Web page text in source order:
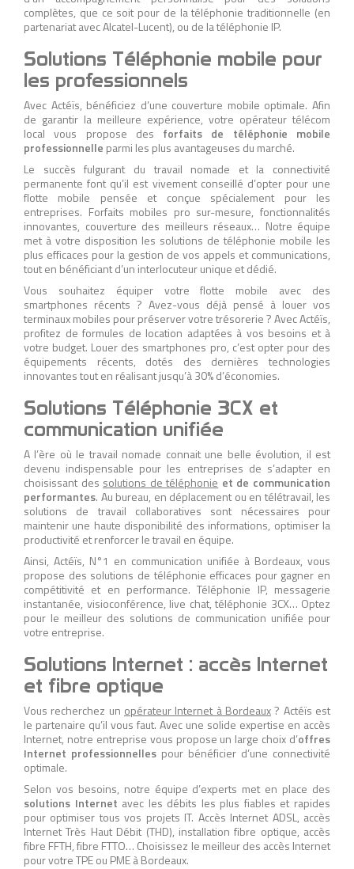
complètes, que ce soit pour de la téléphonie traditionnelle (en
partenariat avec Alcatel-Lucent), ou de la téléphonie IP.
Solutions Téléphonie mobile pour
les professionnels
Avec Actéïs, bénéficiez d’une couverture mobile optimale. Afin
de garantir la meilleure expérience, votre opérateur télécom
local vous propose des forfaits de téléphonie mobile
professionnelle parmi les plus avantageuses du marché.
Le succès fulgurant du travail nomade et la connectivité
permanente font qu’il est vivement conseillé d’opter pour une
flotte mobile pensée et conçue spécialement pour les
entreprises. Forfaits mobiles pro sur-mesure, fonctionnalités
innovantes, couverture des meilleurs réseaux… Notre équipe
met à votre disposition les solutions de téléphonie mobile les
plus efficaces pour la gestion de vos appels et communications,
tout en bénéficiant d’un interlocuteur unique et dédié.
Vous souhaitez équiper votre flotte mobile avec des
smartphones récents ? Avez-vous déjà pensé à louer vos
terminaux mobiles pour préserver votre trésorerie ? Avec Actéïs,
profitez de formules de location adaptées à vos besoins et à
votre budget. Louer des smartphones pro, c’est opter pour des
équipements récents, dotés des dernières technologies
innovantes tout en réalisant jusqu’à 30% d’économies.
Solutions Téléphonie 3CX et
communication unifiée
A l’ère où le travail nomade connait une belle évolution, il est
devenu indispensable pour les entreprises de s’adapter en
choisissant des solutions de téléphonie et de communication
performantes. Au bureau, en déplacement ou en télétravail, les
solutions de travail collaboratives sont nécessaires pour
maintenir une haute disponibilité des informations, optimiser la
productivité et renforcer le travail en équipe.
Ainsi, Actéïs, N°1 en communication unifiée à Bordeaux, vous
propose des solutions de téléphonie efficaces pour gagner en
compétitivité et en performance. Téléphonie IP, messagerie
instantanée, visioconférence, live chat, téléphonie 3CX… Optez
pour le meilleur des solutions de communication unifiée pour
votre entreprise.
Solutions Internet : accès Internet
et fibre optique
Vous recherchez un opérateur Internet à Bordeaux? Actéïs est
le partenaire qu’il vous faut. Avec une solide expertise en accès
Internet, notre entreprise vous propose un large choix d’offres
Internet professionnelles pour bénéficier d’une connectivité
optimale.
Selon vos besoins, notre équipe d’experts met en place des
solutions Internet avec les débits les plus fiables et rapides
pour optimiser tous vos projets IT. Accès Internet ADSL, accès
Internet Très Haut Débit (THD), installation fibre optique, accès
fibre FFTH, fibre FTTO… Choisissez le meilleur des accès Internet
pour votre TPE ou PME à Bordeaux.